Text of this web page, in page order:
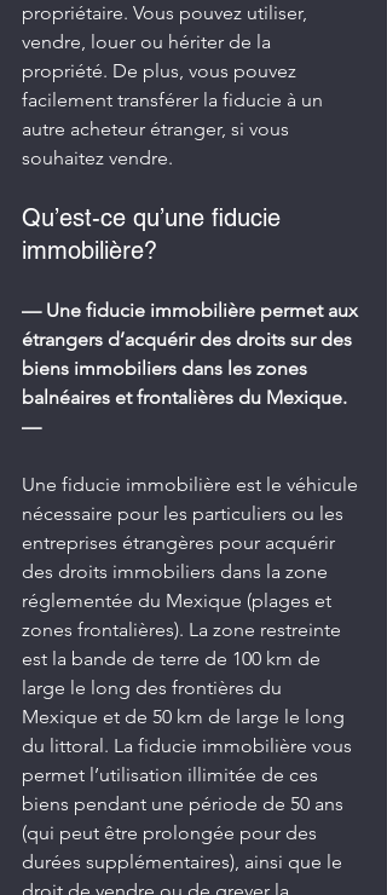
propriétaire. Vous pouvez utiliser,
vendre, louer ou hériter de la
propriété. De plus, vous pouvez
facilement transférer la fiducie à un
autre acheteur étranger, si vous
souhaitez vendre.
Qu’est-ce qu’une fiducie
immobilière?
— Une fiducie immobilière permet aux
étrangers d’acquérir des droits sur des
biens immobiliers dans les zones
balnéaires et frontalières du Mexique.
—
Une fiducie immobilière est le véhicule
nécessaire pour les particuliers ou les
entreprises étrangères pour acquérir
des droits immobiliers dans la zone
réglementée du Mexique (plages et
zones frontalières). La zone restreinte
est la bande de terre de 100 km de
large le long des frontières du
Mexique et de 50 km de large le long
du littoral. La fiducie immobilière vous
permet l’utilisation illimitée de ces
biens pendant une période de 50 ans
(qui peut être prolongée pour des
durées supplémentaires), ainsi que le